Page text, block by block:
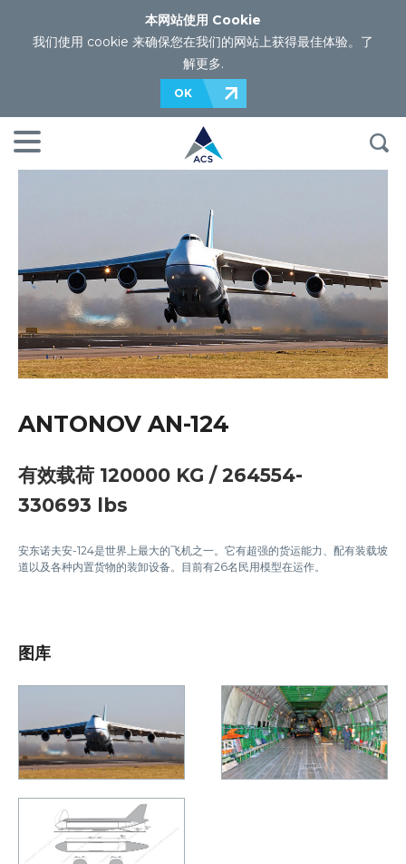
本网站使用 Cookie
我们使用 cookie 来确保您在我们的网站上获得最佳体验。 了
解更多.
OK
ANTONOV AN-124
有效载荷 120000 KG / 264554-
330693 lbs
安东诺夫安-124是世界上最大的飞机之一。它有超强的货运能力、配有装载坡
道以及各种内置货物的装卸设备。目前有26名民用模型在运作。
图库